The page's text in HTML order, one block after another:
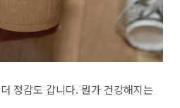
정감도 갑니다. 뭔가 건강해지는